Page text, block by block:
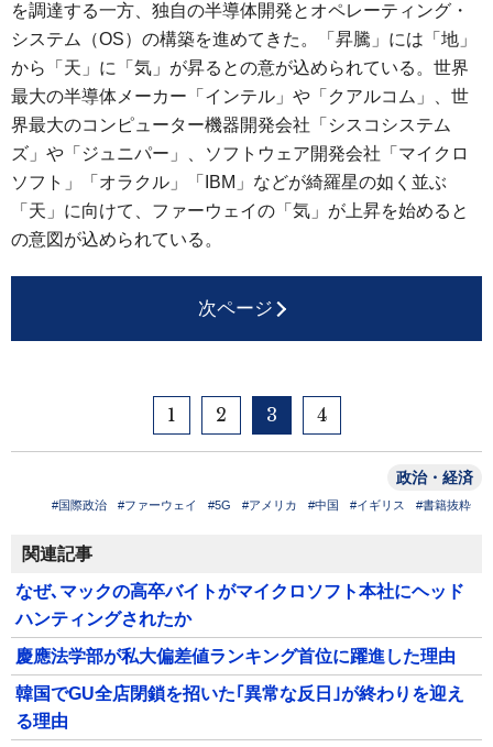
を調達する一方、独自の半導体開発とオペレーティング・
システム（OS）の構築を進めてきた。「昇騰」には「地」
から「天」に「気」が昇るとの意が込められている。世界
最大の半導体メーカー「インテル」や「クアルコム」、世
界最大のコンピューター機器開発会社「シスコシステム
ズ」や「ジュニパー」、ソフトウェア開発会社「マイクロ
ソフト」「オラクル」「IBM」などが綺羅星の如く並ぶ
「天」に向けて、ファーウェイの「気」が上昇を始めると
の意図が込められている。
次ページ
1 2 3 4
政治・経済
#国際政治 #ファーウェイ #5G #アメリカ #中国 #イギリス #書籍抜粋
関連記事
なぜ､マックの高卒バイトがマイクロソフト本社にヘッド
ハンティングされたか
慶應法学部が私大偏差値ランキング首位に躍進した理由
韓国でGU全店閉鎖を招いた｢異常な反日｣が終わりを迎え
る理由